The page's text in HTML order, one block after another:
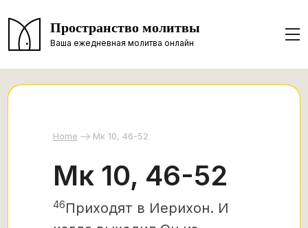
Пространство молитвы
Ваша ежедневная молитва онлайн
Home Мк 10, 46-52
Мк 10, 46-52
46Приходят в Иерихон. И